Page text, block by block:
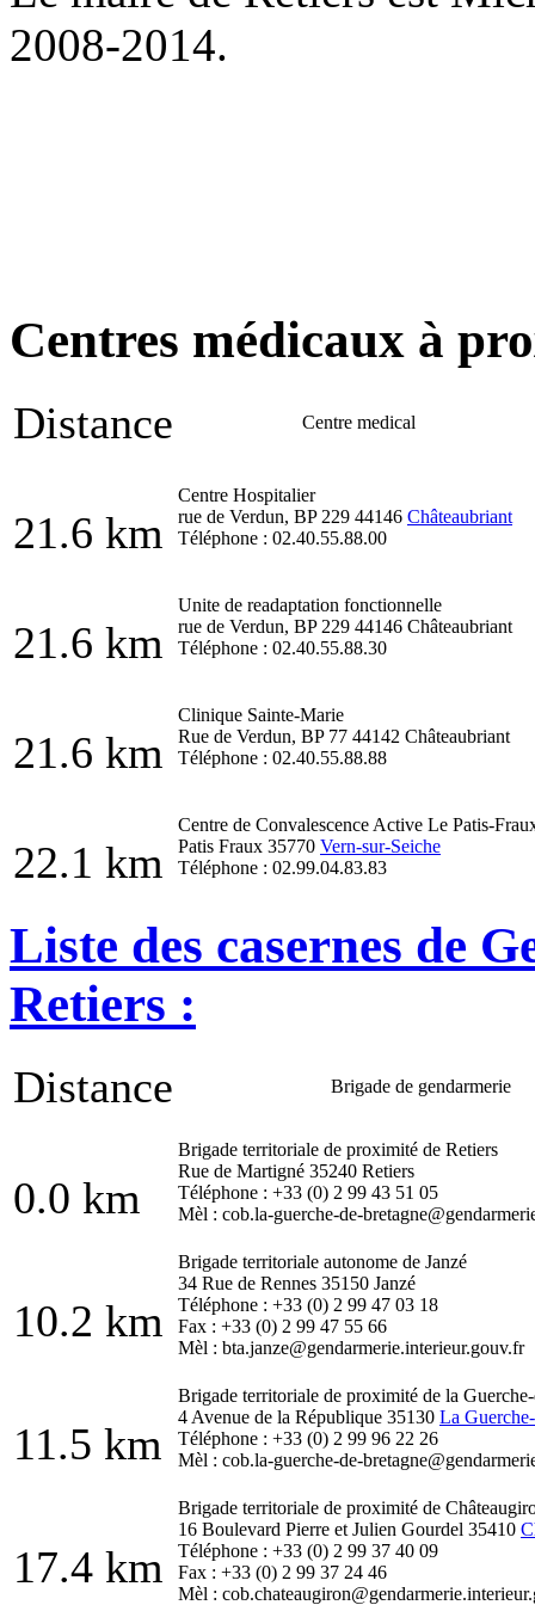
2008-2014.
Centres médicaux à
Distance Centre medical
21.6 km
Centre Hospitalier
rue de Verdun, BP 229 44146 Châteaubriant
Téléphone : 02.40.55.88.00
21.6 km
Unite de readaptation fonctionnelle
rue de Verdun, BP 229 44146 Châteaubriant
Téléphone : 02.40.55.88.30
21.6 km
Clinique Sainte-Marie
Rue de Verdun, BP 77 44142 Châteaubriant
Téléphone : 02.40.55.88.88
22.1 km
Centre de Convalescence Active Le Patis-
Patis Fraux 35770 Vern-sur-Seiche
Téléphone : 02.99.04.83.83
Liste des casernes de
Retiers :
Distance Brigade de gendarmerie
0.0 km
Brigade territoriale de proximité de Retiers
Rue de Martigné 35240 Retiers
Téléphone : +33 (0) 2 99 43 51 05
Mèl : cob.la-guerche-de-
10.2 km
Brigade territoriale autonome de Janzé
34 Rue de Rennes 35150 Janzé
Téléphone : +33 (0) 2 99 47 03 18
Fax : +33 (0) 2 99 47 55 66
Mèl : bta.janze@gendarmerie.interieur.gouv.fr
11.5 km
Brigade territoriale de proximité de la
4 Avenue de la République 35130 La
Téléphone : +33 (0) 2 99 96 22 26
Mèl : cob.la-guerche-de-
17.4 km
Brigade territoriale de proximité de
16 Boulevard Pierre et Julien Gourdel 35410
Téléphone : +33 (0) 2 99 37 40 09
Fax : +33 (0) 2 99 37 24 46
Mèl :